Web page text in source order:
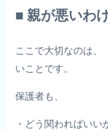
■ 親が悪いわ
ここで大切なのは、
いことです。
保護者も、
・どう関わればいい